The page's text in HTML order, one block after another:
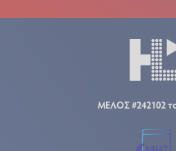
ΜΕΛΟΣ #242102